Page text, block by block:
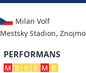
Milan Volf
Mestsky Stadion, Znojmo
PERFORMANS
M B B B M B